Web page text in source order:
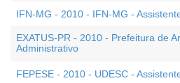
IFN-MG - 2010 - IFN-MG -
EXATUS-PR - 2010 - Prefeitura de
Administrativo
FEPESE - 2010 - UDESC -